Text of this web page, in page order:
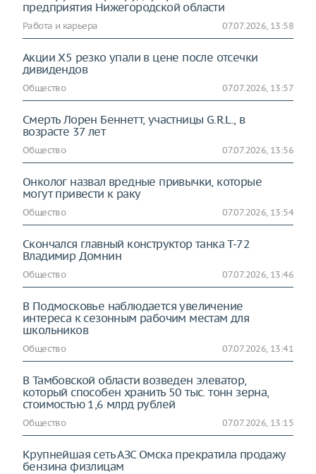
предприятия Нижегородской области
Работа и карьера 07.07.2026, 13:58
Акции Х5 резко упали в цене после отсечки
дивидендов
Общество 07.07.2026, 13:57
Смерть Лорен Беннетт, участницы G.R.L., в
возрасте 37 лет
Общество 07.07.2026, 13:56
Онколог назвал вредные привычки, которые
могут привести к раку
Общество 07.07.2026, 13:54
Скончался главный конструктор танка Т-72
Владимир Домнин
Общество 07.07.2026, 13:46
В Подмосковье наблюдается увеличение
интереса к сезонным рабочим местам для
школьников
Общество 07.07.2026, 13:41
В Тамбовской области возведен элеватор,
который способен хранить 50 тыс. тонн зерна,
стоимостью 1,6 млрд рублей
Общество 07.07.2026, 13:15
Крупнейшая сеть АЗС Омска прекратила продажу
бензина физлицам